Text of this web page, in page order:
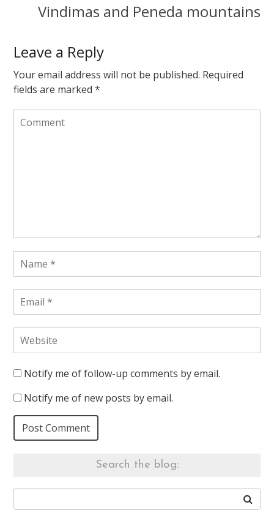
October
Vindimas and Peneda mountains
Leave a Reply
Your email address will not be published. Required
fields are marked*
Notify me of follow-up comments by email.
Notify me of new posts by email.
Search the blog: